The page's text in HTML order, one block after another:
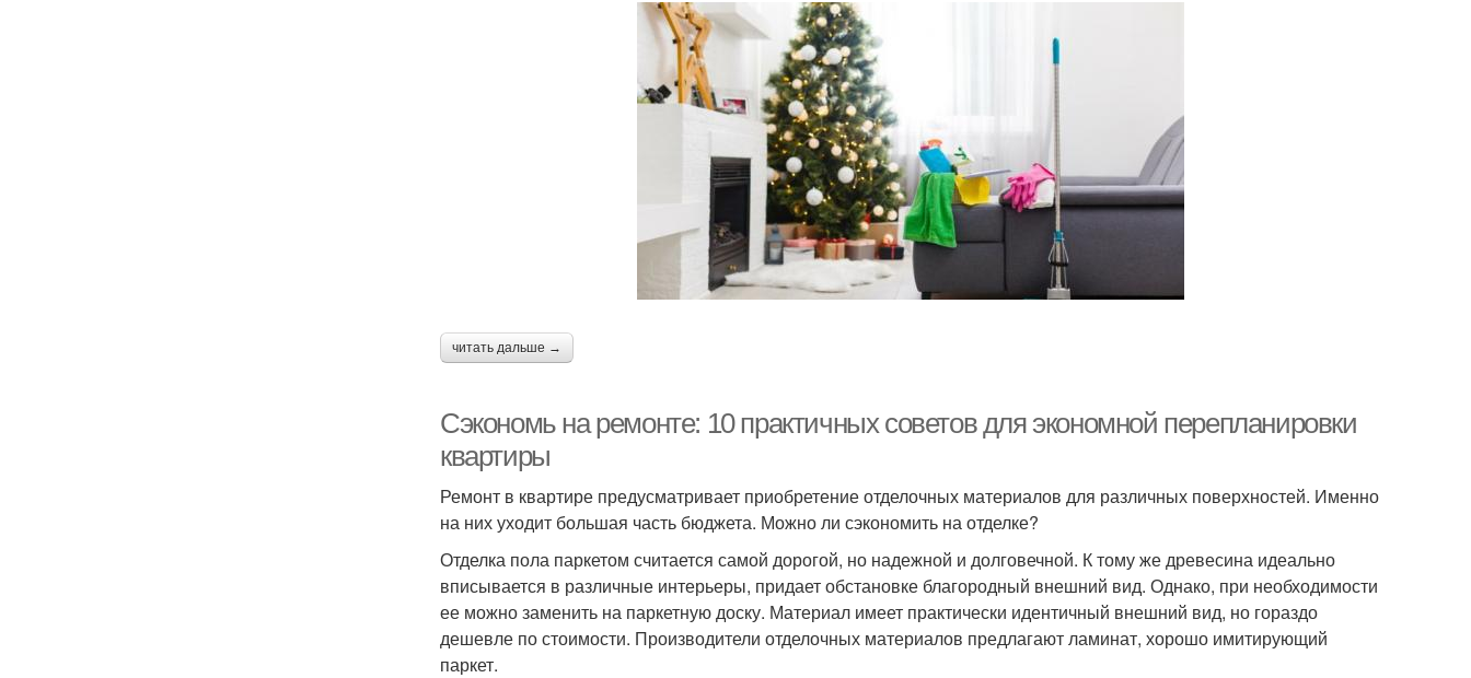
читать дальше →
Сэкономь на ремонте: 10 практичных советов для экономной перепланировки
квартиры
Ремонт в квартире предусматривает приобретение отделочных материалов для различных поверхностей. Именно
на них уходит большая часть бюджета. Можно ли сэкономить на отделке?
Отделка пола паркетом считается самой дорогой, но надежной и долговечной. К тому же древесина идеально
вписывается в различные интерьеры, придает обстановке благородный внешний вид. Однако, при необходимости
ее можно заменить на паркетную доску. Материал имеет практически идентичный внешний вид, но гораздо
дешевле по стоимости. Производители отделочных материалов предлагают ламинат, хорошо имитирующий
паркет.